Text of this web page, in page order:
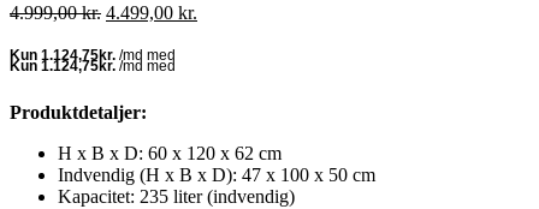
4.999,00kr. Den
pris
var:
4.499,00 kr.
Produktdetaljer:
H x B x D: 60 x 120 x 62 cm
Indvendig (H x B x D): 47 x 100 x 50 cm
Kapacitet: 235 liter (indvendig)